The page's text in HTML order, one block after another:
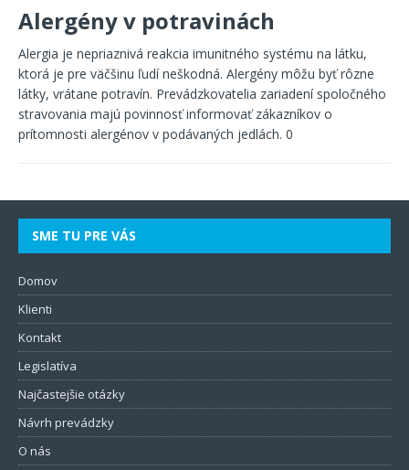
Alergény v potravinách
Alergia je nepriaznivá reakcia imunitného systému na látku,
ktorá je pre väčšinu ľudí neškodná. Alergény môžu byť rôzne
látky, vrátane potravín. Prevádzkovatelia zariadení spoločného
stravovania majú povinnosť informovať zákazníkov o
prítomnosti alergénov v podávaných jedlách. 0
SME TU PRE VÁS
Domov
Klienti
Kontakt
Legislatíva
Najčastejšie otázky
Návrh prevádzky
O nás